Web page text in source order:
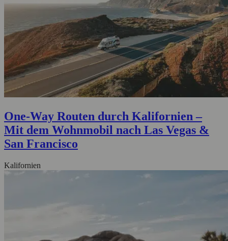
One-Way Routen durch Kalifornien –
Mit dem Wohnmobil nach Las Vegas &
San Francisco
Kalifornien